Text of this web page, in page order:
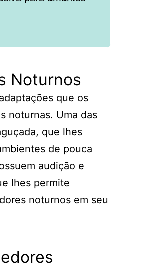
Noturnos
que os
noturnas. Uma das
que lhes
de pouca
audição e
lhes permite
noturnos em seu